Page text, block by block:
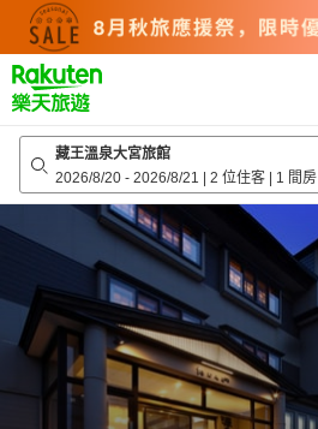
top
page
藏王溫泉大宮旅館
2026/8/20 - 2026/8/21 | 2 位住客 | 1 間房